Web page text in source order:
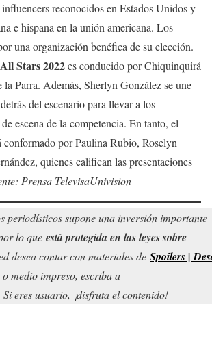
influencers reconocidos en Estados Unidos y
e hispana en la unión americana. Los
una organización benéfica de su elección.
Stars 2022es conducido por Chiquinquirá
Parra. Además, Sherlyn González se une
del escenario para llevar a los
escena de la competencia. En tanto, el
conformado por Paulina Rubio, Roselyn
quienes califican las presentaciones
Prensa TelevisaUnivision
periodísticos supone una inversión importante
lo que está protegida en las leyes sobre
desea contar con materiales de Spoilers |
medio impreso, escriba a
eres usuario, ¡disfruta el contenido!